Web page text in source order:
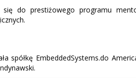
do prestiżowego programu
spółkę EmbeddedSystems.do